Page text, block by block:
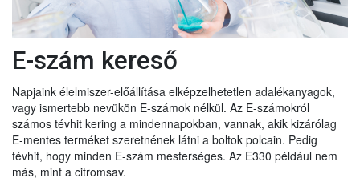
E-szám kereső
Napjaink élelmiszer-előállítása elképzelhetetlen adalékanyagok,
vagy ismertebb nevükön E-számok nélkül. Az E-számokról
számos tévhit kering a mindennapokban, vannak, akik kizárólag
E-mentes terméket szeretnének látni a boltok polcain. Pedig
tévhit, hogy minden E-szám mesterséges. Az E330 például nem
más, mint a citromsav.